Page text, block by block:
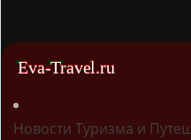
Eva-Travel.ru
Новости Туризма и